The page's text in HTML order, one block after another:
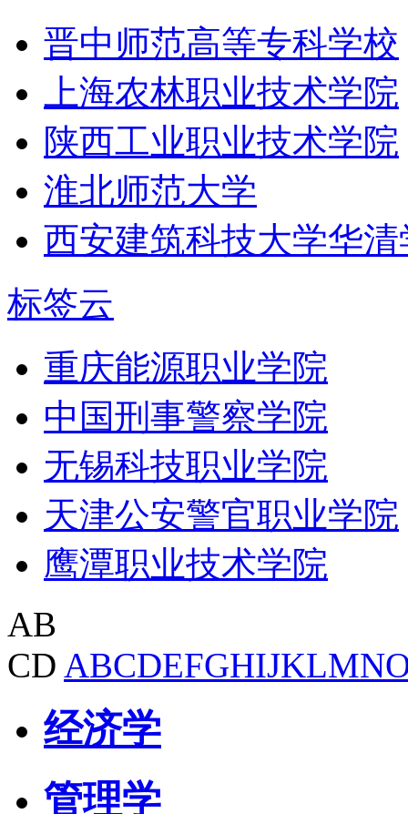
晋中师范高等专科学校
上海农林职业技术学院
陕西工业职业技术学院
淮北师范大学
西安建筑科技大学华清
标签云
重庆能源职业学院
中国刑事警察学院
无锡科技职业学院
天津公安警官职业学院
鹰潭职业技术学院
AB
CD ABCDEFGHIJKLMN
经济学
管理学